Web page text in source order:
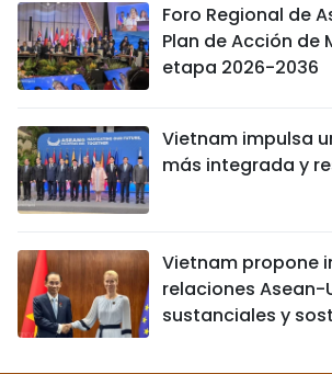
Foro Regional de
Plan de Acción de
etapa 2026-2036
Vietnam impulsa
más integrada y
Vietnam propone
relaciones Asean-
sustanciales y